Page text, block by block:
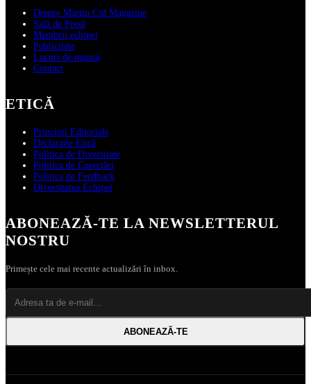
Despre Martin Cid Magazine
Sală de Presă
Membrii echipei
Publicitate
Locuri de muncă
Contact
ETICĂ
Principii Editoriale
Declarație Etică
Politica de Diversitate
Politica de Corectări
Politica de Feedback
Diversitatea Echipei
ABONEAZĂ‑TE LA NEWSLETTERUL
NOSTRU
Primește cele mai recente actualizări în inbox.
ABONEAZĂ‑TE